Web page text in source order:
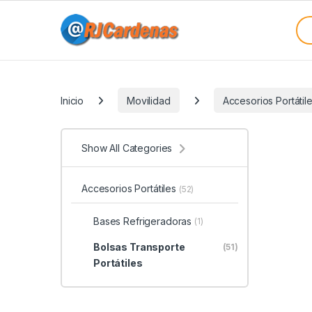
Inicio Movilidad Accesorios
Show All Categories
Accesorios Portátiles (52)
Bases Refrigeradoras (1)
Bolsas Transporte
Portátiles
(51)